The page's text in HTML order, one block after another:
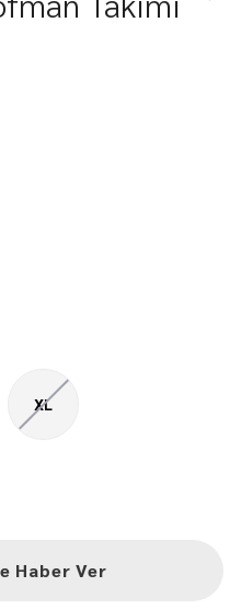
XL
Haber Ver